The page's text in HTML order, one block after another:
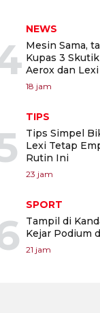
NEWS
Mesin Sama,
Kupas 3
Aerox dan Lexi
18 jam
TIPS
Tips Simpel
Lexi Tetap
Rutin Ini
23 jam
SPORT
Tampil di
Kejar Podium
21 jam